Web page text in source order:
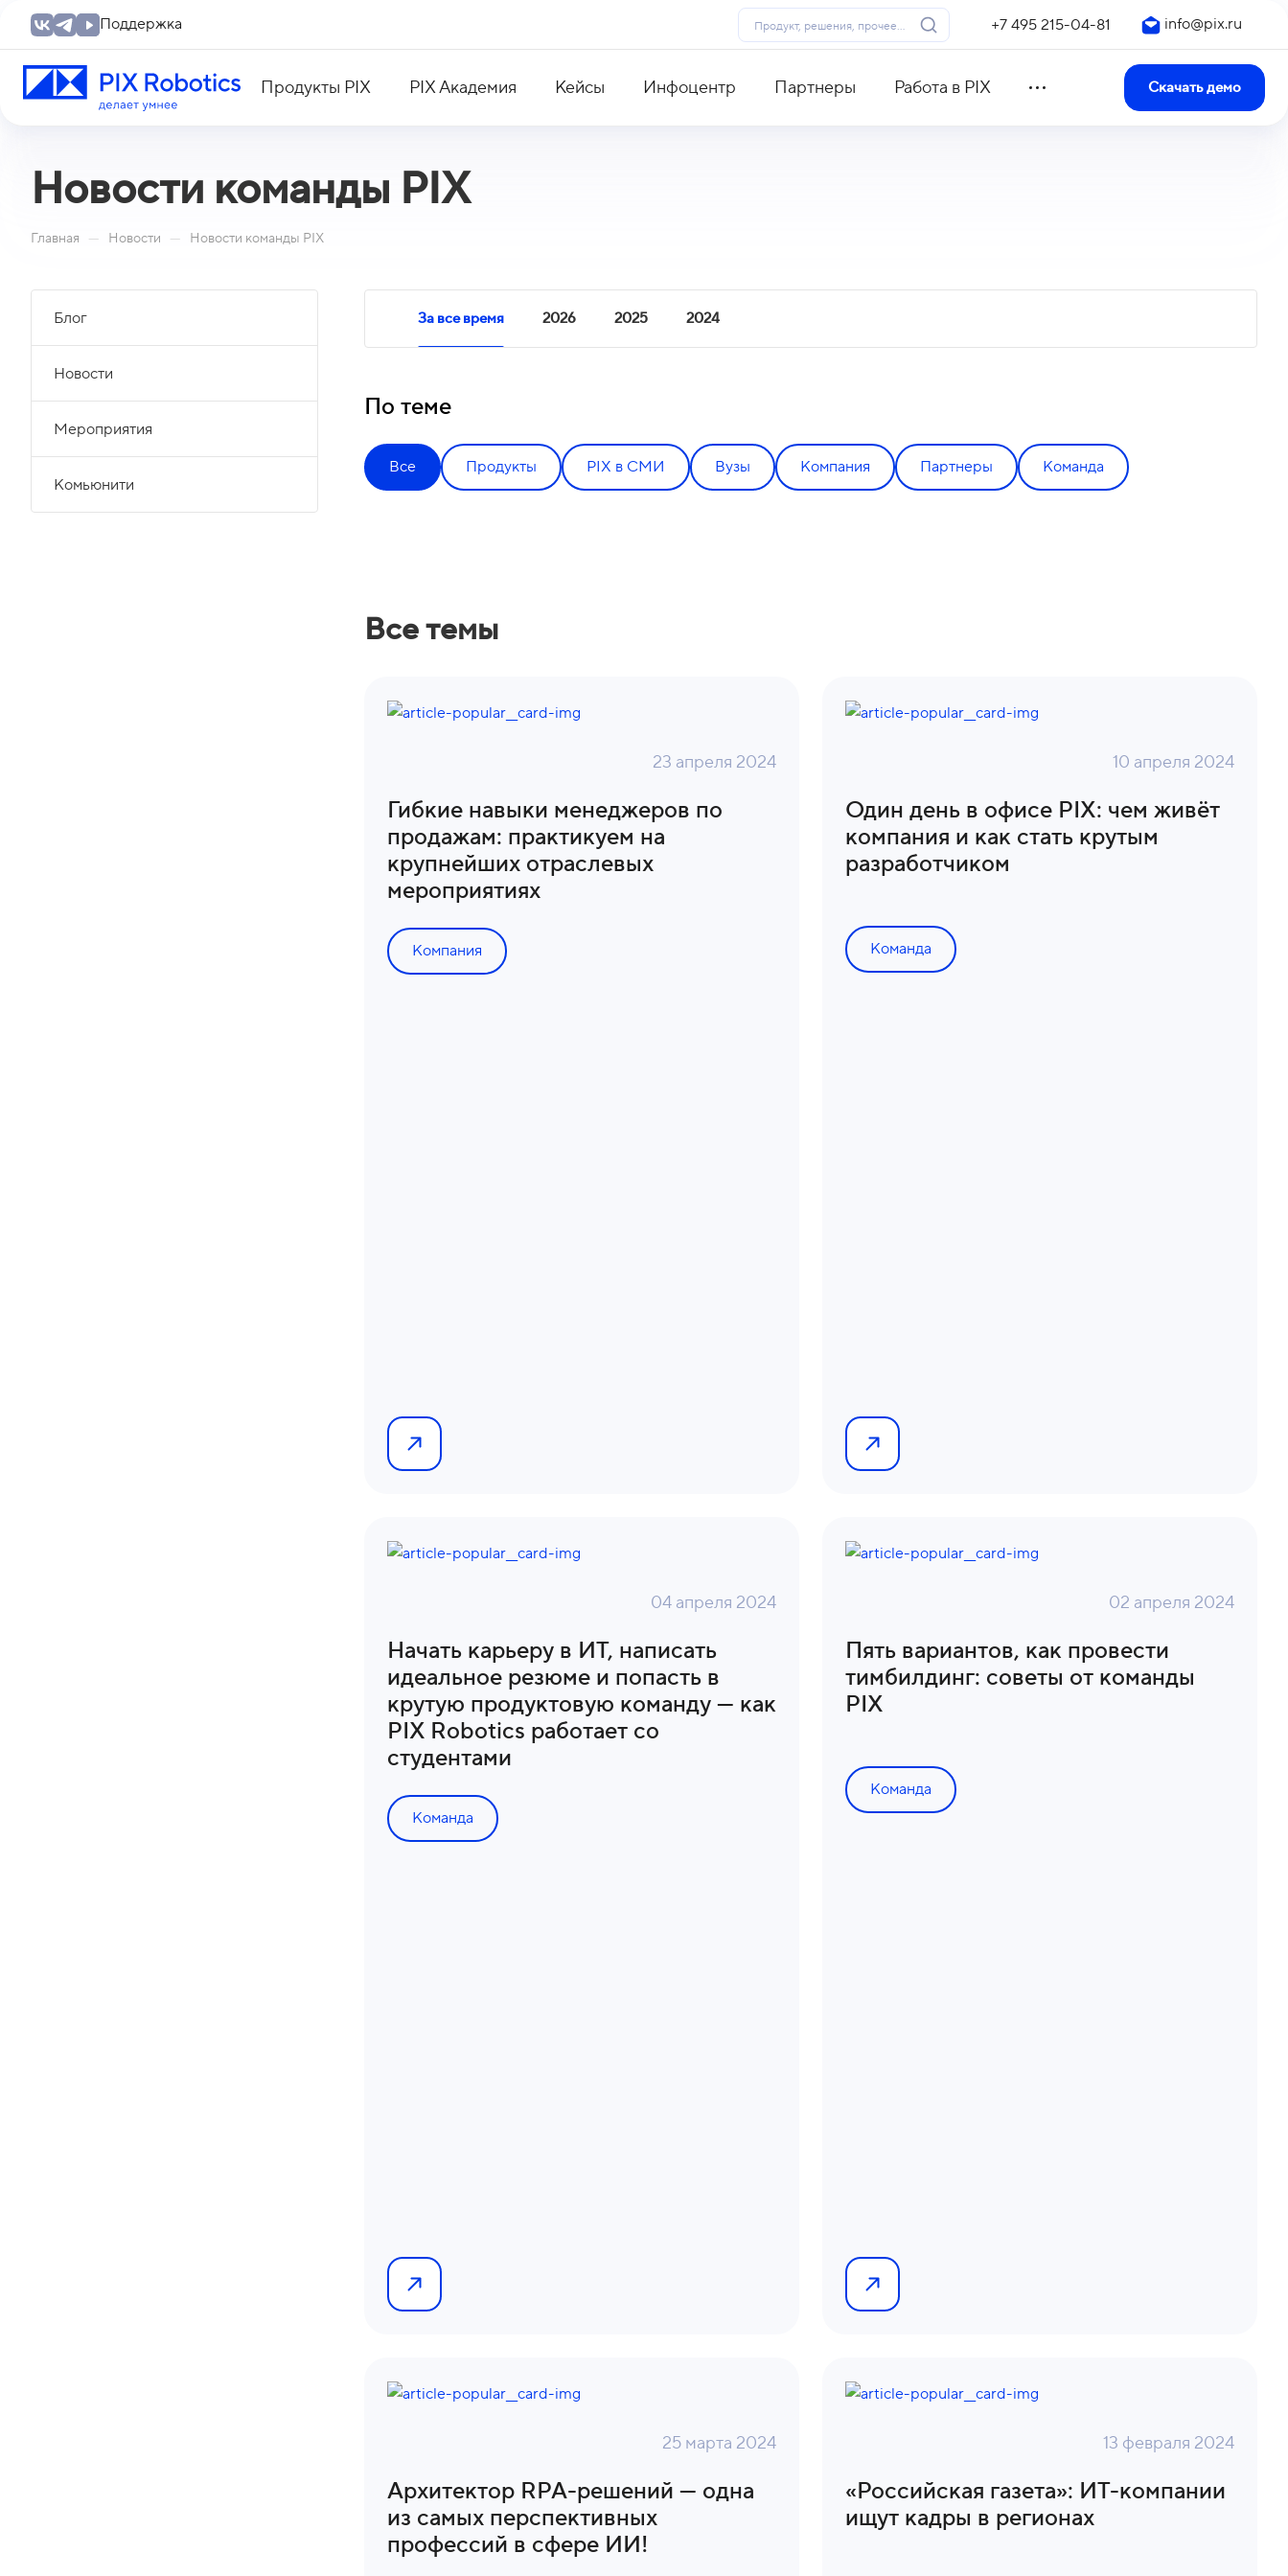
Поддержка +7 495 215-04-81 info@pix.ru
Продукты PIX PIX Академия Кейсы Инфоцентр Партнеры Работа в PIX Скачать демо
Новости команды PIX
Главная — Новости — Новости команды PIX
За все время 2026 2025 2024
По теме
Все Продукты PIX в СМИ Вузы Компания Партнеры Команда
Все темы
23 апреля 2024
Гибкие навыки менеджеров по
продажам: практикуем на
крупнейших отраслевых
мероприятиях
Компания
10 апреля 2024
Один день в офисе PIX: чем живёт
компания и как стать крутым
разработчиком
Команда
04 апреля 2024
Начать карьеру в ИТ, написать
идеальное резюме и попасть в
крутую продуктовую команду — как
PIX Robotics работает со
студентами
Команда
02 апреля 2024
Пять вариантов, как провести
тимбилдинг: советы от команды
PIX
Команда
25 марта 2024
Архитектор RPA-решений — одна
из самых перспективных
профессий в сфере ИИ!
13 февраля 2024
«Российская газета»: ИТ-компании
ищут кадры в регионах
Блог
Новости
Мероприятия
Комьюнити